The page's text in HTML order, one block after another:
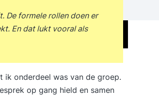
De formele rollen doen er
En dat lukt vooral als
onderdeel was van de groep.
op gang hield en samen